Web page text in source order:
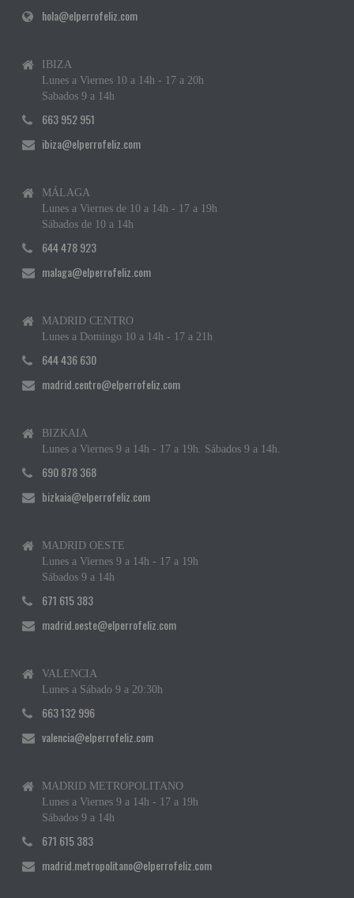
hola@elperrofeliz.com
IBIZA
Lunes a Viernes 10 a 14h - 17 a 20h
Sabados 9 a 14h
663 952 951
ibiza@elperrofeliz.com
MÁLAGA
Lunes a Viernes de 10 a 14h - 17 a 19h
Sábados de 10 a 14h
644 478 923
malaga@elperrofeliz.com
MADRID CENTRO
Lunes a Domingo 10 a 14h - 17 a 21h
644 436 630
madrid.centro@elperrofeliz.com
BIZKAIA
Lunes a Viernes 9 a 14h - 17 a 19h. Sábados 9 a 14h.
690 878 368
bizkaia@elperrofeliz.com
MADRID OESTE
Lunes a Viernes 9 a 14h - 17 a 19h
Sábados 9 a 14h
671 615 383
madrid.oeste@elperrofeliz.com
VALENCIA
Lunes a Sábado 9 a 20:30h
663 132 996
valencia@elperrofeliz.com
MADRID METROPOLITANO
Lunes a Viernes 9 a 14h - 17 a 19h
Sábados 9 a 14h
671 615 383
madrid.metropolitano@elperrofeliz.com